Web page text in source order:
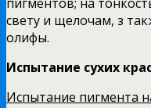
свету и щелочам, з
олифы.
Испытание сухих
Испытание пигмента